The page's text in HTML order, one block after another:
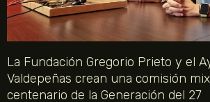
La Fundación Gregorio Prieto y el
Valdepeñas crean una comisión
centenario de la Generación del 27